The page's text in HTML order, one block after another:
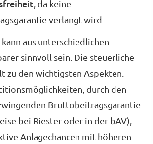
, da keine
verlangt wird
aus unterschiedlichen
sinnvoll sein. Die steuerliche
zu den wichtigsten Aspekten.
durch den
Bruttobeitragsgarantie
bei Riester oder in der bAV),
Anlagechancen mit höheren